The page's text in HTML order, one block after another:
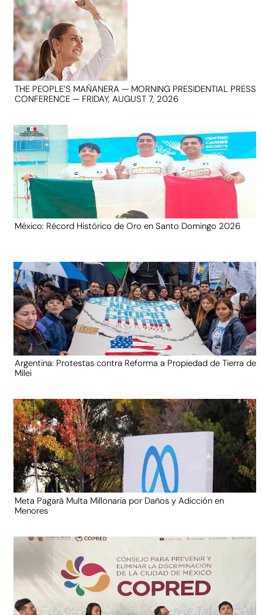
THE PEOPLE’S MAÑANERA — MORNING PRESIDENTIAL PRESS
CONFERENCE — FRIDAY, AUGUST 7, 2026
México: Récord Histórico de Oro en Santo Domingo 2026
Argentina: Protestas contra Reforma a Propiedad de Tierra de
Milei
Meta Pagará Multa Millonaria por Daños y Adicción en
Menores